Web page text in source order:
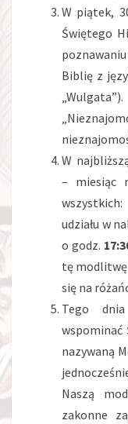
W piątek,
Świętego
Biblię z
W
– miesiąc
udziału w
o godz.
tę modlitwę
się na
Tego
wspominać
nazywaną
Naszą
zakonne